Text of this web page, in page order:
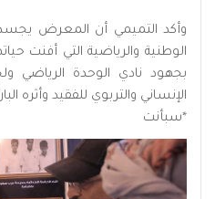
وأكد التميمي أن المعرض يجسد
الوطنية والرياضية التي أفنت
بجهود نادي الوحدة الرياضي
الإنساني والتربوي للفقيد وأثره
*سبأنت